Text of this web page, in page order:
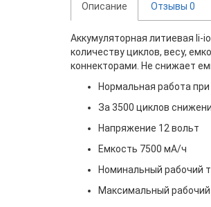
Описание Отзывы 0
Аккумуляторная литиевая li-
количеству циклов, весу,
коннекторами. Не снижает
Нормальная работа
За 3500 циклов
Напряжение 12 вольт
Емкость 7500 мА/ч
Номинальный рабочий
Максимальный